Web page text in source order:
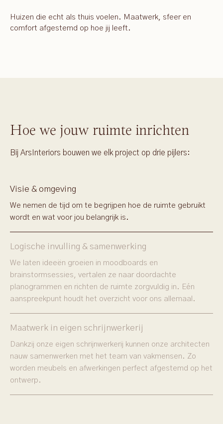
Huizen die echt als thuis voelen. Maatwerk, sfeer en
comfort afgestemd op hoe jij leeft.
Hoe we jouw ruimte inrichten
Bij ArsInteriors bouwen we elk project op drie pijlers:
Visie & omgeving
We nemen de tijd om te begrijpen hoe de ruimte gebruikt
wordt en wat voor jou belangrijk is.
Logische invulling & samenwerking
We laten ideeën groeien in moodboards en
brainstormsessies, vertalen ze naar doordachte
planogrammen en richten de ruimte zorgvuldig in. Eén
aanspreekpunt houdt het overzicht voor ons allemaal.
Maatwerk in eigen schrijnwerkerij
Dankzij onze eigen schrijnwerkerij kunnen onze architecten
nauw samenwerken met het team van vakmensen. Zo
worden meubels en afwerkingen perfect afgestemd op het
ontwerp.